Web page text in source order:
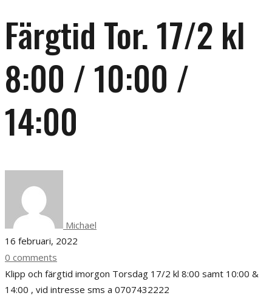
Färgtid Tor. 17/2 kl
8:00 / 10:00 /
14:00
Michael
16 februari, 2022
0 comments
Klipp och färgtid imorgon Torsdag 17/2 kl 8:00 samt 10:00 &
14:00 , vid intresse sms a 0707432222